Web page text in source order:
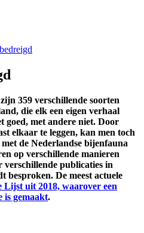
359 verschillende soorten
die elk een eigen verhaal
goed, met andere niet. Door
elkaar te leggen, kan men toch
de Nederlandse bijenfauna
op verschillende manieren
verschillende publicaties in
besproken. De meest actuele
Lijst uit 2018, waarover een
is gemaakt.